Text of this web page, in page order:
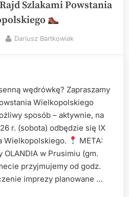
Szlakami Powstania
By
Dariusz Bartkowiak
wędrówkę? Zapraszamy
Wielkopolskiego
sposób – aktywnie, na
r. (sobota) odbędzie się IX
Wielkopolskiego.
META:
w Prusimiu (gm.
przyjmujemy od godz.
imprezy planowane …